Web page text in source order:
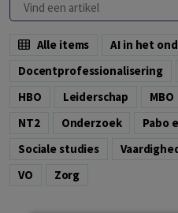
Alle items AI in het
Docentprofessionalisering
HBO
Leiderschap MBO
NT2
Onderzoek
Sociale studies
VO
Zorg